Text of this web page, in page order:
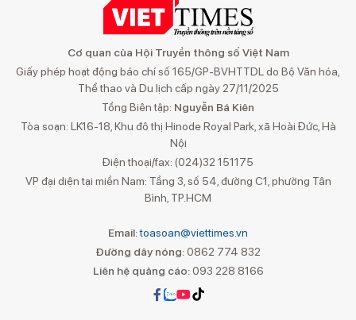
Cơ quan của Hội Truyền thông số Việt Nam
Giấy phép hoạt động báo chí số 165/GP-BVHTTDL do Bộ Văn hóa,
Thể thao và Du lịch cấp ngày 27/11/2025
Tổng Biên tập: Nguyễn Bá Kiên
Tòa soạn: LK16-18, Khu đô thị Hinode Royal Park, xã Hoài Đức, Hà
Nội
Điện thoại/fax: (024)32 151175
VP đại diện tại miền Nam: Tầng 3, số 54, đường C1, phường Tân
Bình, TP.HCM
Email:toasoan@viettimes.vn
Đường dây nóng: 0862 774 832
Liên hệ quảng cáo:093 228 8166